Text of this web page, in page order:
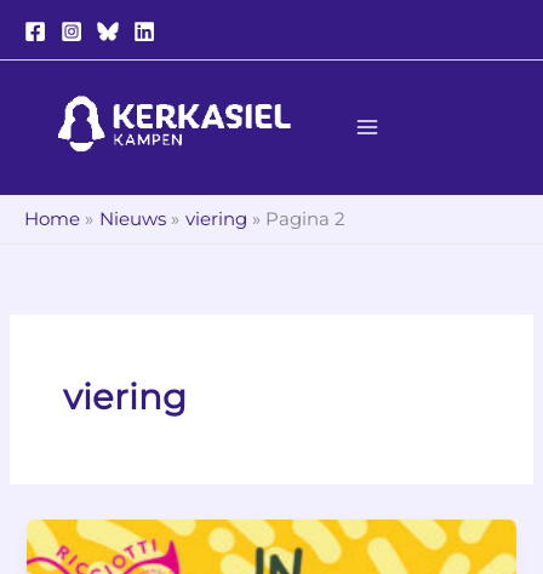
naar
Home Nieuws viering Pagina 2
viering